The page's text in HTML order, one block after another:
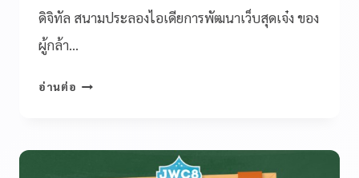
ดิจิทัล สนามประลองไอเดียการพัฒนาเว็บสุดเจ๋ง ของ
ผู้กล้า…
อ่านต่อ